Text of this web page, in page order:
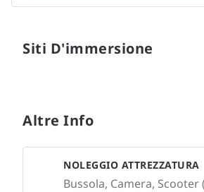
Siti D'immersione
Altre Info
NOLEGGIO ATTREZZATURA
Bussola, Camera, Scooter